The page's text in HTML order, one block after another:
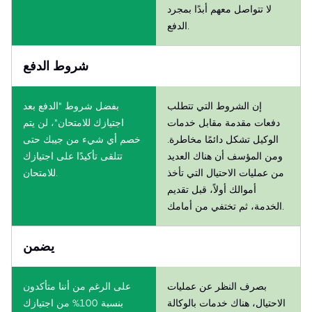
لا تتواصل معهم أبدًا بمجرد
شروط الدفع
بفضل شروط "الدفع بعد
اجتيازك للامتحان"، لن يتم
خصم أي شيء من جيبك حتى
تتلقى تأكيدًا على اجتيازك
إن الشروط التي تتطلب
دفعات مقدمة مقابل خدمات
الوكيل تشكل دائمًا مخاطرة.
ومن المؤسف أن هناك العديد
من عمليات الاحتيال التي تأخذ
أموالك أولاً، قبل تقديم
يضمن
على الرغم من أننا متأكدون
بنسبة 100% من اجتيازك
بصرف النظر عن عمليات
الاحتيال، هناك خدمات بالوكالة